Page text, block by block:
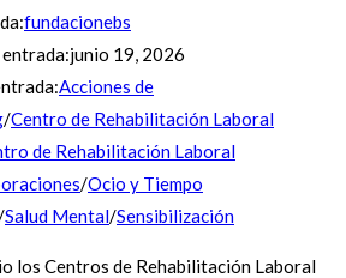
fundacionebs
junio 19, 2026
Acciones de
/Centro de Rehabilitación Laboral
de Rehabilitación Laboral
/Ocio y Tiempo
Salud Mental/Sensibilización
los Centros de Rehabilitación Laboral